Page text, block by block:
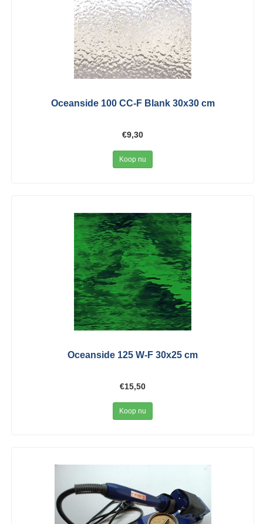
Oceanside 100 CC-F Blank 30x30 cm
€9,30
Koop nu
Oceanside 125 W-F 30x25 cm
€15,50
Koop nu